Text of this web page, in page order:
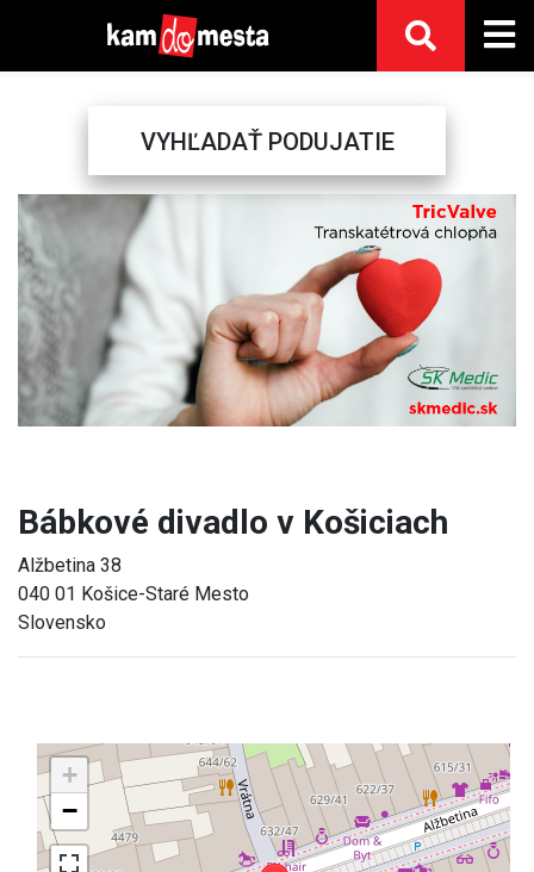
VYHĽADAŤ PODUJATIE
Previous
Bábkové divadlo v Košiciach
Alžbetina 38
040 01 Košice-Staré Mesto
Slovensko
+
−